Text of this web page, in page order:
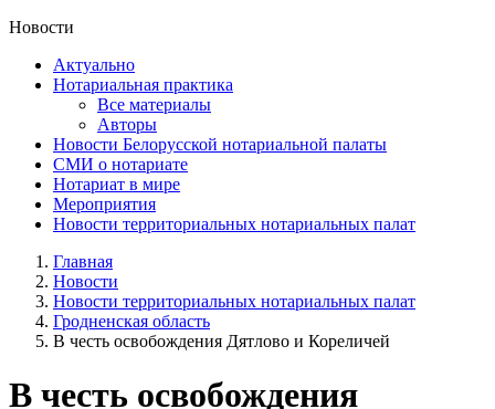
Новости
Актуально
Нотариальная практика
Все материалы
Авторы
Новости Белорусской нотариальной палаты
СМИ о нотариате
Нотариат в мире
Мероприятия
Новости территориальных нотариальных палат
Главная
Новости
Новости территориальных нотариальных палат
Гродненская область
В честь освобождения Дятлово и Кореличей
В честь освобождения